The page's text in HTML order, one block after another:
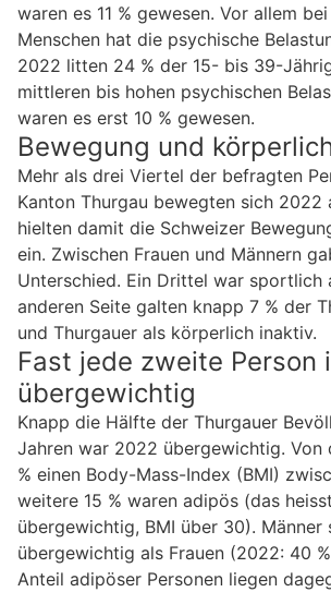
waren es 11 % gewesen. Vor allem
Menschen hat die psychische
2022 litten 24 % der 15- bis 39-
mittleren bis hohen psychischen
waren es erst 10 % gewesen.
Bewegung und
Mehr als drei Viertel der befragten
Kanton Thurgau bewegten sich 2022
hielten damit die Schweizer
ein. Zwischen Frauen und Männern
Unterschied. Ein Drittel war sportlich
anderen Seite galten knapp 7 % der
und Thurgauer als körperlich inaktiv.
Fast jede zweite Person
übergewichtig
Knapp die Hälfte der Thurgauer
Jahren war 2022 übergewichtig. Von
% einen Body-Mass-Index (BMI)
weitere 15 % waren adipös (das
übergewichtig, BMI über 30). Männer
übergewichtig als Frauen (2022: 40
Anteil adipöser Personen liegen